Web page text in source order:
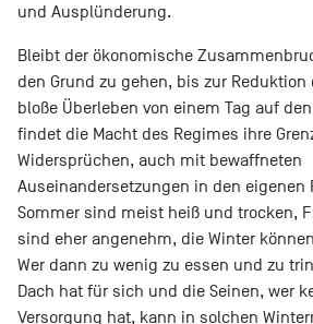
und Ausplünderung.
Bleibt der ökonomische
den Grund zu gehen, bis zur Reduktion
bloße Überleben von einem Tag auf
findet die Macht des Regimes ihre
Widersprüchen, auch mit bewaffneten
Auseinandersetzungen in den eigenen
Sommer sind meist heiß und trocken,
sind eher angenehm, die Winter
Wer dann zu wenig zu essen und zu
Dach hat für sich und die Seinen, wer
Versorgung hat, kann in solchen